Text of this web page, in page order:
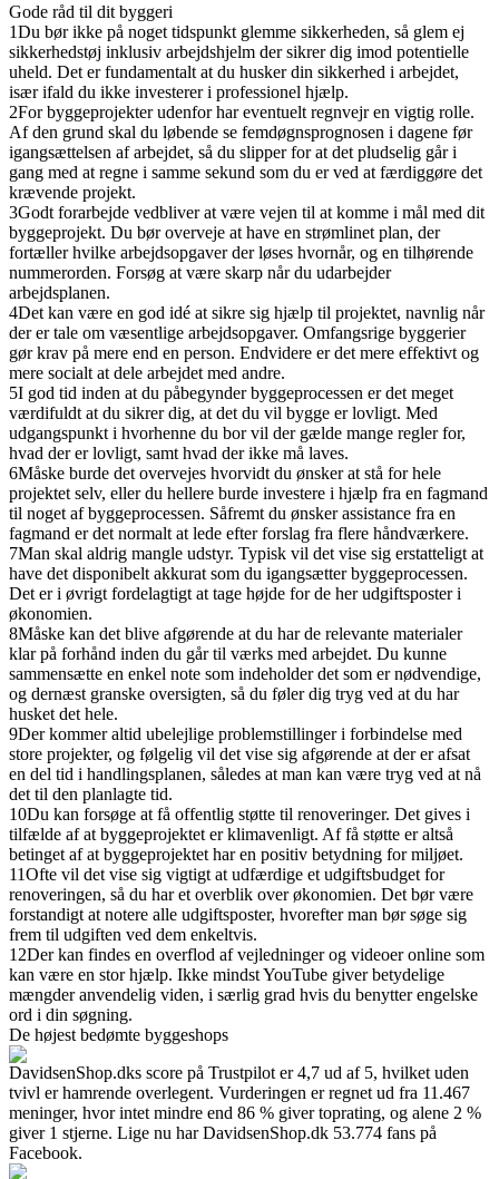
Gode råd til dit byggeri
1Du bør ikke på noget tidspunkt glemme sikkerheden, så glem ej
sikkerhedstøj inklusiv arbejdshjelm der sikrer dig imod potentielle
uheld. Det er fundamentalt at du husker din sikkerhed i arbejdet,
især ifald du ikke investerer i professionel hjælp.
2For byggeprojekter udenfor har eventuelt regnvejr en vigtig rolle.
Af den grund skal du løbende se femdøgnsprognosen i dagene før
igangsættelsen af arbejdet, så du slipper for at det pludselig går i
gang med at regne i samme sekund som du er ved at færdiggøre det
krævende projekt.
3Godt forarbejde vedbliver at være vejen til at komme i mål med dit
byggeprojekt. Du bør overveje at have en strømlinet plan, der
fortæller hvilke arbejdsopgaver der løses hvornår, og en tilhørende
nummerorden. Forsøg at være skarp når du udarbejder
arbejdsplanen.
4Det kan være en god idé at sikre sig hjælp til projektet, navnlig når
der er tale om væsentlige arbejdsopgaver. Omfangsrige byggerier
gør krav på mere end en person. Endvidere er det mere effektivt og
mere socialt at dele arbejdet med andre.
5I god tid inden at du påbegynder byggeprocessen er det meget
værdifuldt at du sikrer dig, at det du vil bygge er lovligt. Med
udgangspunkt i hvorhenne du bor vil der gælde mange regler for,
hvad der er lovligt, samt hvad der ikke må laves.
6Måske burde det overvejes hvorvidt du ønsker at stå for hele
projektet selv, eller du hellere burde investere i hjælp fra en fagmand
til noget af byggeprocessen. Såfremt du ønsker assistance fra en
fagmand er det normalt at lede efter forslag fra flere håndværkere.
7Man skal aldrig mangle udstyr. Typisk vil det vise sig erstatteligt at
have det disponibelt akkurat som du igangsætter byggeprocessen.
Det er i øvrigt fordelagtigt at tage højde for de her udgiftsposter i
økonomien.
8Måske kan det blive afgørende at du har de relevante materialer
klar på forhånd inden du går til værks med arbejdet. Du kunne
sammensætte en enkel note som indeholder det som er nødvendige,
og dernæst granske oversigten, så du føler dig tryg ved at du har
husket det hele.
9Der kommer altid ubelejlige problemstillinger i forbindelse med
store projekter, og følgelig vil det vise sig afgørende at der er afsat
en del tid i handlingsplanen, således at man kan være tryg ved at nå
det til den planlagte tid.
10Du kan forsøge at få offentlig støtte til renoveringer. Det gives i
tilfælde af at byggeprojektet er klimavenligt. Af få støtte er altså
betinget af at byggeprojektet har en positiv betydning for miljøet.
11Ofte vil det vise sig vigtigt at udfærdige et udgiftsbudget for
renoveringen, så du har et overblik over økonomien. Det bør være
forstandigt at notere alle udgiftsposter, hvorefter man bør søge sig
frem til udgiften ved dem enkeltvis.
12Der kan findes en overflod af vejledninger og videoer online som
kan være en stor hjælp. Ikke mindst YouTube giver betydelige
mængder anvendelig viden, i særlig grad hvis du benytter engelske
ord i din søgning.
De højest bedømte byggeshops
DavidsenShop.dks score på Trustpilot er 4,7 ud af 5, hvilket uden
tvivl er hamrende overlegent. Vurderingen er regnet ud fra 11.467
meninger, hvor intet mindre end 86 % giver toprating, og alene 2 %
giver 1 stjerne. Lige nu har DavidsenShop.dk 53.774 fans på
Facebook.